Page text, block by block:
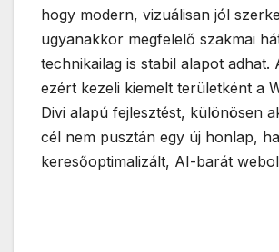
hogy modern, vizuálisan jól
ugyanakkor megfelelő szakmai
technikailag is stabil alapot adhat.
ezért kezeli kiemelt területként a
Divi alapú fejlesztést, különösen
cél nem pusztán egy új honlap,
keresőoptimalizált, AI-barát